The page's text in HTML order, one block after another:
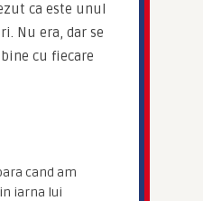
ca este unul
Nu era, dar se
cu fiecare
cand am
iarna lui